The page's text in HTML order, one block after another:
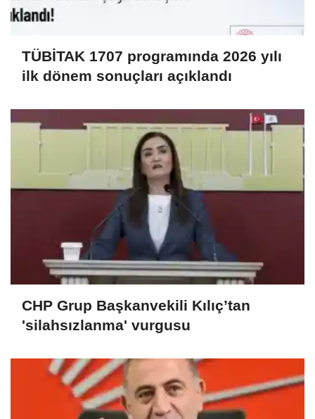
TÜBİTAK 1707 programında 2026 yılı
ilk dönem sonuçları açıklandı
CHP Grup Başkanvekili Kılıç’tan
'silahsızlanma' vurgusu